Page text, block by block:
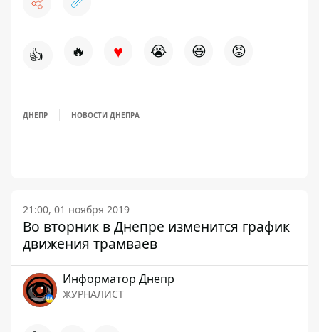
👍 🔥 ♥ 😭 😆 😡
ДНЕПР НОВОСТИ ДНЕПРА
21:00, 01 ноября 2019
Во вторник в Днепре изменится график
движения трамваев
Информатор Днепр
ЖУРНАЛИСТ